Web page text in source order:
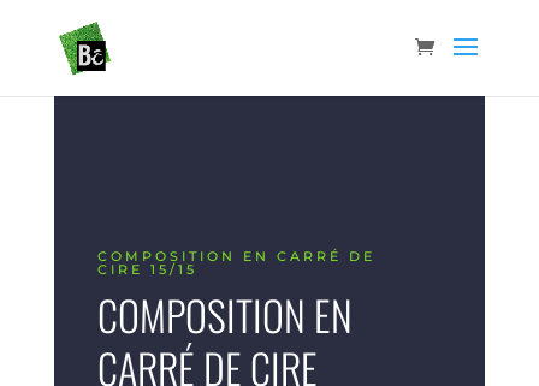
COMPOSITION EN CARRÉ DE
CIRE 15/15
COMPOSITION EN
CARRÉ DE CIRE